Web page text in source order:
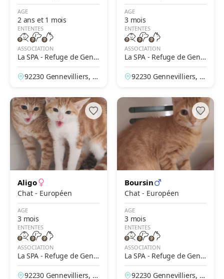
AGE
2 ans et 1 mois
ENTENTES
ASSOCIATION
La SPA - Refuge de Genn
evilliers – Grammont
92230 Gennevilliers, H
AGE
3 mois
ENTENTES
ASSOCIATION
La SPA - Refuge de Genn
evilliers – Grammont
92230 Gennevilliers, H
Aligo
Chat - Européen
AGE
3 mois
ENTENTES
ASSOCIATION
La SPA - Refuge de Genn
evilliers – Grammont
92230 Gennevilliers, H
Boursin
Chat - Européen
AGE
3 mois
ENTENTES
ASSOCIATION
La SPA - Refuge de Genn
evilliers – Grammont
92230 Gennevilliers, H